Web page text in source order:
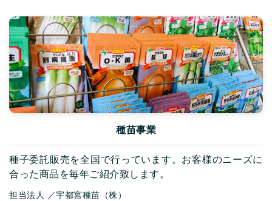
種苗事業
種子委託販売を全国で行っています。お客様のニーズに
合った商品を毎年ご紹介致します。
担当法人 ／宇都宮種苗（株）